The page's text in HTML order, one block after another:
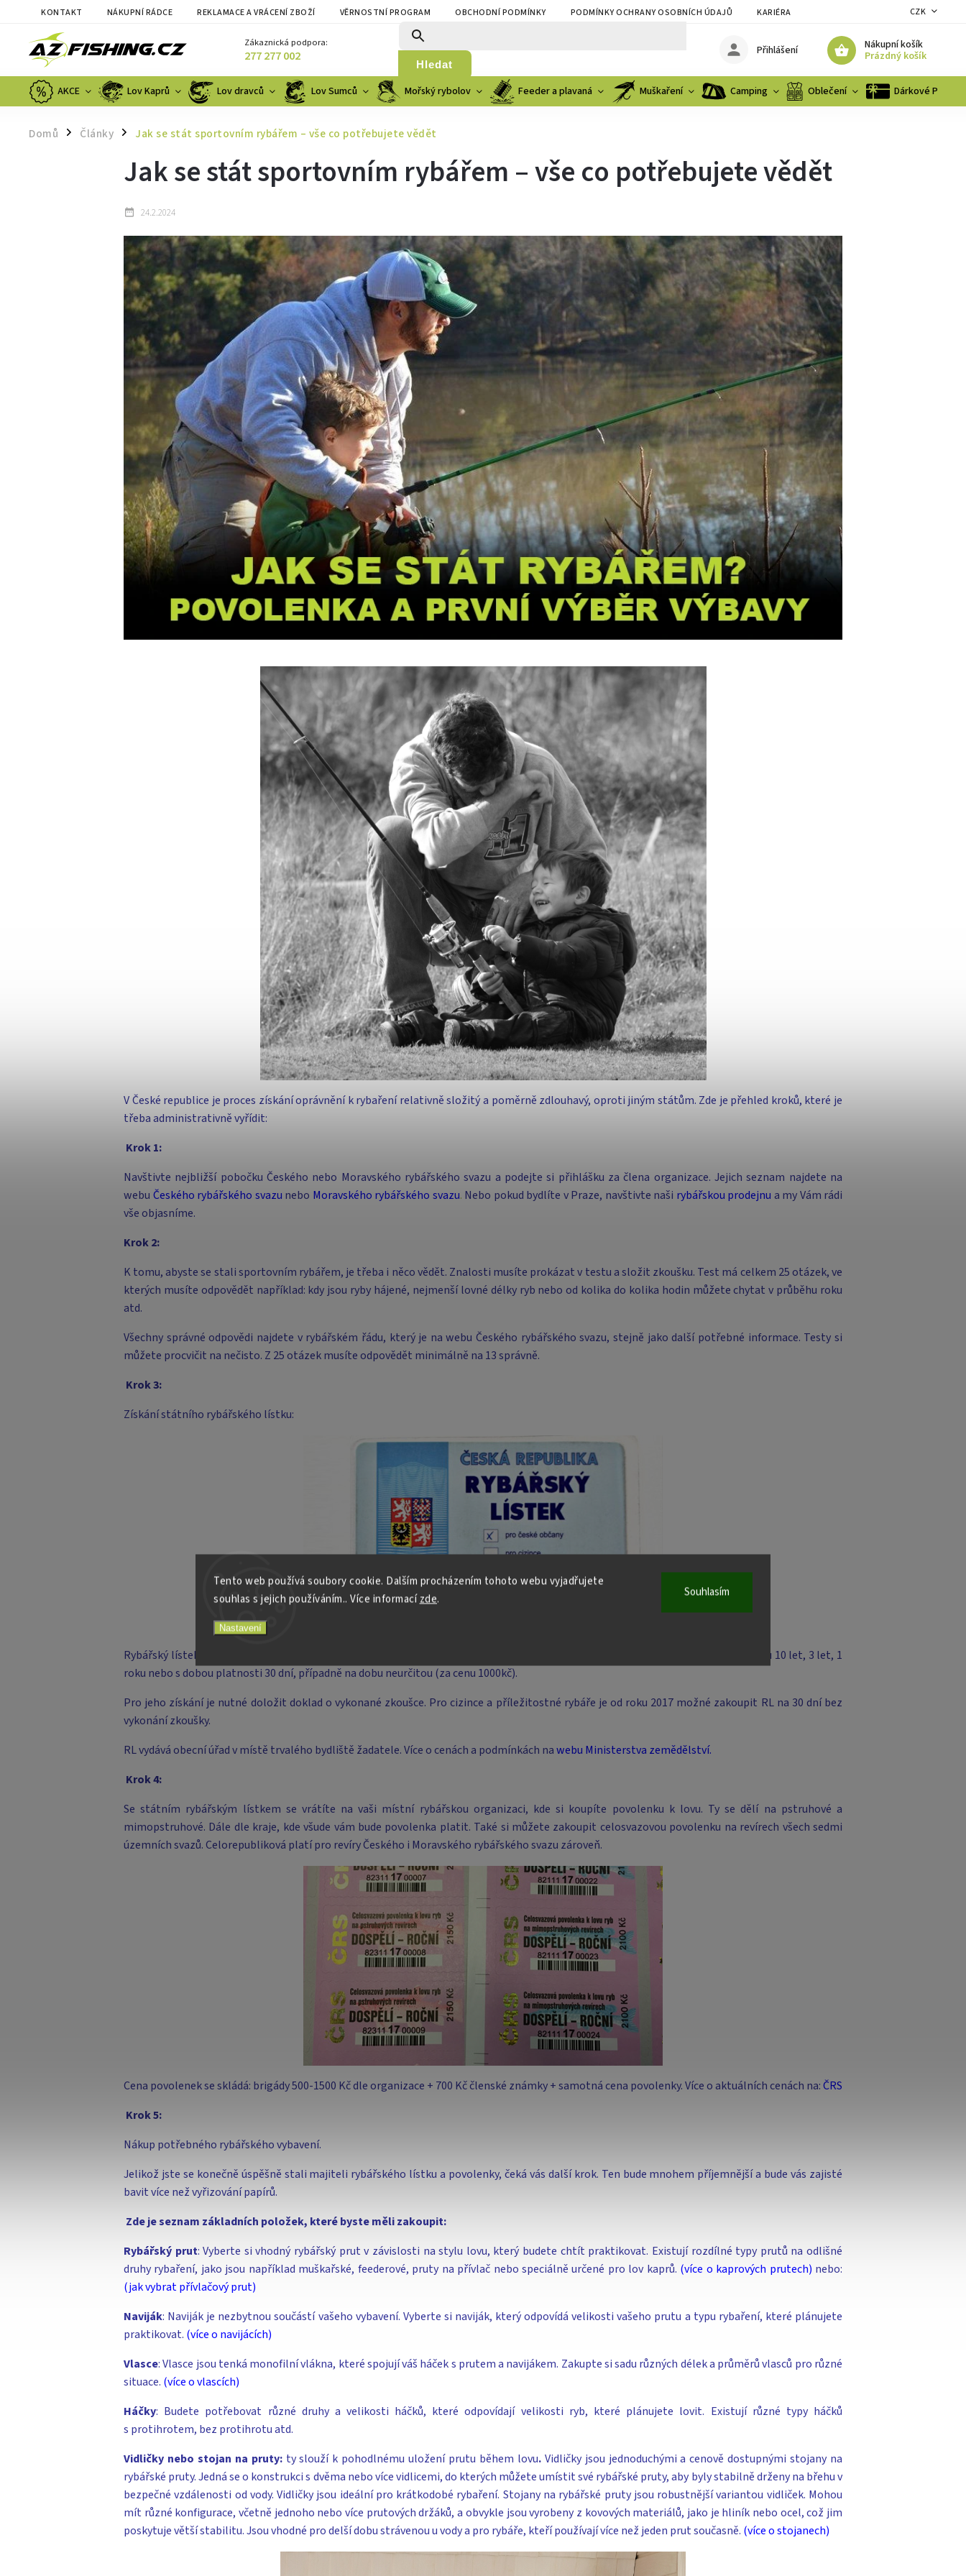
Tento web používá soubory cookie. Dalším procházením tohoto webu vyjadřujete
souhlas s jejich používáním.. Více informacízde.
Nastavení
Souhlasím
KONTAKT NÁKUPNÍ RÁDCE REKLAMACE A VRÁCENÍ ZBOŽÍ VĚRNOSTNÍ PROGRAM OBCHODNÍ PODMÍNKY PODMÍNKY OCHRANY OSOBNÍCH ÚDAJŮ KARIÉRA CZK
Zákaznická podpora:
277 277 002 Hledat
Nákupní košík
Prázdný košík
Přihlášení
AKCE Lov Kaprů Lov dravců Lov Sumců Mořský rybolov Feeder a plavaná Muškaření Camping Oblečení Dárkové
Domů / Články / Jak se stát sportovním rybářem – vše co potřebujete vědět
Jak se stát sportovním rybářem – vše co potřebujete vědět
24.2.2024
V České republice je proces získání oprávnění k rybaření relativně složitý a poměrně zdlouhavý, oproti jiným státům. Zde je přehled kroků, které je
třeba administrativně vyřídit:
Krok 1:
Navštivte nejbližší pobočku Českého nebo Moravského rybářského svazu a podejte si přihlášku za člena organizace. Jejich seznam najdete na
webu Českého rybářského svazu nebo Moravského rybářského svazu. Nebo pokud bydlíte v Praze, navštivte naši rybářskou prodejnu a my Vám rádi
vše objasníme.
Krok 2:
K tomu, abyste se stali sportovním rybářem, je třeba i něco vědět. Znalosti musíte prokázat v testu a složit zkoušku. Test má celkem 25 otázek, ve
kterých musíte odpovědět například: kdy jsou ryby hájené, nejmenší lovné délky ryb nebo od kolika do kolika hodin můžete chytat v průběhu roku
atd.
Všechny správné odpovědi najdete v rybářském řádu, který je na webu Českého rybářského svazu, stejně jako další potřebné informace. Testy si
můžete procvičit na nečisto. Z 25 otázek musíte odpovědět minimálně na 13 správně.
Krok 3:
Získání státního rybářského lístku:
Rybářský lístek je povinným poplatkem státu za možnost lovit ryby na území ČR. Vydává se pro celé území České republiky na dobu 10 let, 3 let, 1
roku nebo s dobou platnosti 30 dní, případně na dobu neurčitou (za cenu 1000kč).
Pro jeho získání je nutné doložit doklad o vykonané zkoušce. Pro cizince a příležitostné rybáře je od roku 2017 možné zakoupit RL na 30 dní bez
vykonání zkoušky.
RL vydává obecní úřad v místě trvalého bydliště žadatele. Více o cenách a podmínkách nawebu Ministerstva zemědělství.
Krok 4:
Se státním rybářským lístkem se vrátíte na vaši místní rybářskou organizaci, kde si koupíte povolenku k lovu. Ty se dělí na pstruhové a
mimopstruhové. Dále dle kraje, kde všude vám bude povolenka platit. Také si můžete zakoupit celosvazovou povolenku na revírech všech sedmi
územních svazů. Celorepubliková platí pro revíry Českého i Moravského rybářského svazu zároveň.
Cena povolenek se skládá: brigády 500-1500 Kč dle organizace + 700 Kč členské známky + samotná cena povolenky. Více o aktuálních cenách na:ČRS
Krok 5:
Nákup potřebného rybářského vybavení.
Jelikož jste se konečně úspěšně stali majiteli rybářského lístku a povolenky, čeká vás další krok. Ten bude mnohem příjemnější a bude vás zajisté
bavit více než vyřizování papírů.
Zde je seznam základních položek, které byste měli zakoupit:
Rybářský prut: Vyberte si vhodný rybářský prut v závislosti na stylu lovu, který budete chtít praktikovat. Existují rozdílné typy prutů na odlišné
druhy rybaření, jako jsou například muškařské, feederové, pruty na přívlač nebo speciálně určené pro lov kaprů. (více o kaprových prutech) nebo:
(jak vybrat přívlačový prut)
Naviják: Naviják je nezbytnou součástí vašeho vybavení. Vyberte si naviják, který odpovídá velikosti vašeho prutu a typu rybaření, které plánujete
praktikovat. (více o navijácích)
Vlasce: Vlasce jsou tenká monofilní vlákna, které spojují váš háček s prutem a navijákem. Zakupte si sadu různých délek a průměrů vlasců pro různé
situace. (více o vlascích)
Háčky: Budete potřebovat různé druhy a velikosti háčků, které odpovídají velikosti ryb, které plánujete lovit. Existují různé typy háčků
s protihrotem, bez protihrotu atd.
Vidličky nebo stojan na pruty: ty slouží k pohodlnému uložení prutu během lovu. Vidličky jsou jednoduchými a cenově dostupnými stojany na
rybářské pruty. Jedná se o konstrukci s dvěma nebo více vidlicemi, do kterých můžete umístit své rybářské pruty, aby byly stabilně drženy na břehu v
bezpečné vzdálenosti od vody. Vidličky jsou ideální pro krátkodobé rybaření. Stojany na rybářské pruty jsou robustnější variantou vidliček. Mohou
mít různé konfigurace, včetně jednoho nebo více prutových držáků, a obvykle jsou vyrobeny z kovových materiálů, jako je hliník nebo ocel, což jim
poskytuje větší stabilitu. Jsou vhodné pro delší dobu strávenou u vody a pro rybáře, kteří používají více než jeden prut současně. (více o stojanech)